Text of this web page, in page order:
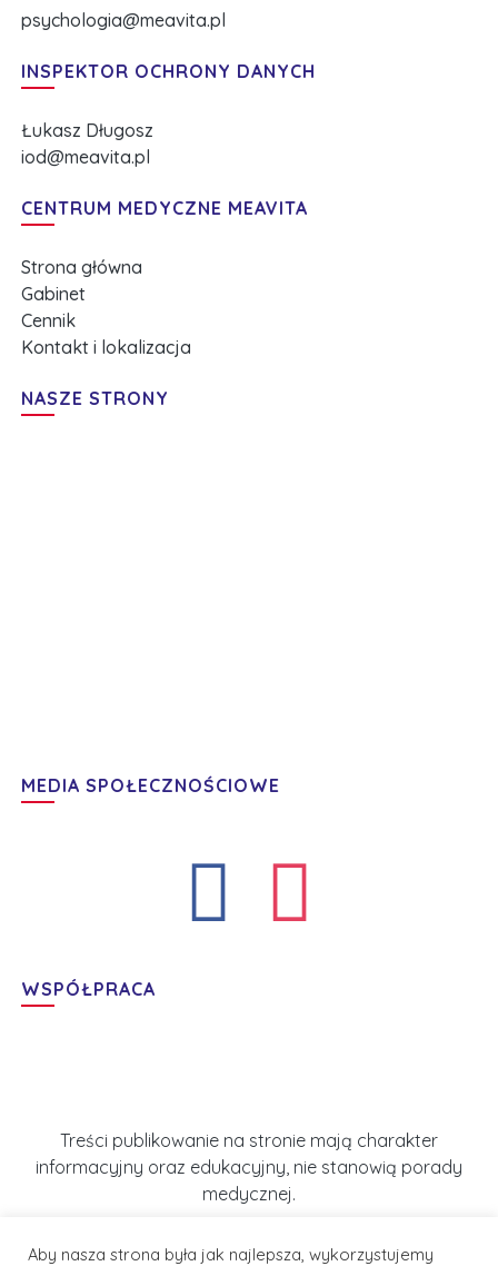
psychologia@meavita.pl
INSPEKTOR OCHRONY DANYCH
Łukasz Długosz
iod@meavita.pl
CENTRUM MEDYCZNE MEAVITA
Strona główna
Gabinet
Cennik
Kontakt i lokalizacja
NASZE STRONY
MEDIA SPOŁECZNOŚCIOWE
WSPÓŁPRACA
Treści publikowanie na stronie mają charakter
informacyjny oraz edukacyjny, nie stanowią porady
medycznej.
Aby nasza strona była jak najlepsza, wykorzystujemy